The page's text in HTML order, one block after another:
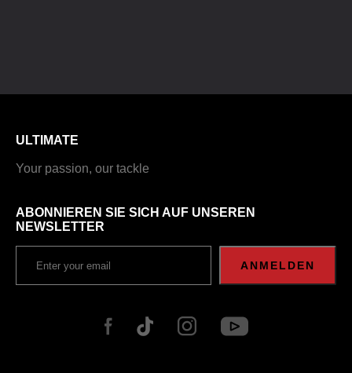
ULTIMATE
Your passion, our tackle
ABONNIEREN SIE SICH AUF UNSEREN
NEWSLETTER
ANMELDEN